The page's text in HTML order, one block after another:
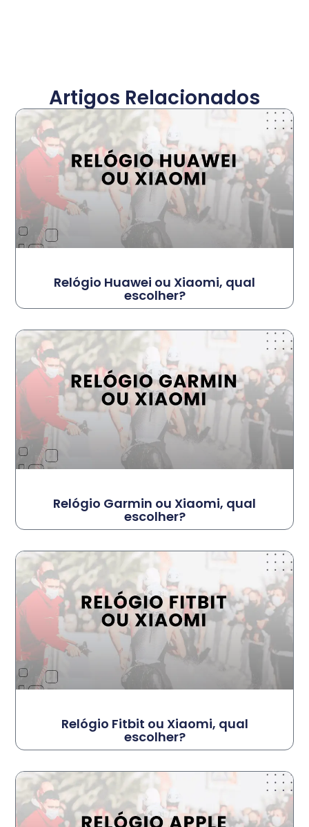
Artigos Relacionados
Relógio Huawei ou Xiaomi, qual
escolher?
Relógio Garmin ou Xiaomi, qual
escolher?
Relógio Fitbit ou Xiaomi, qual
escolher?